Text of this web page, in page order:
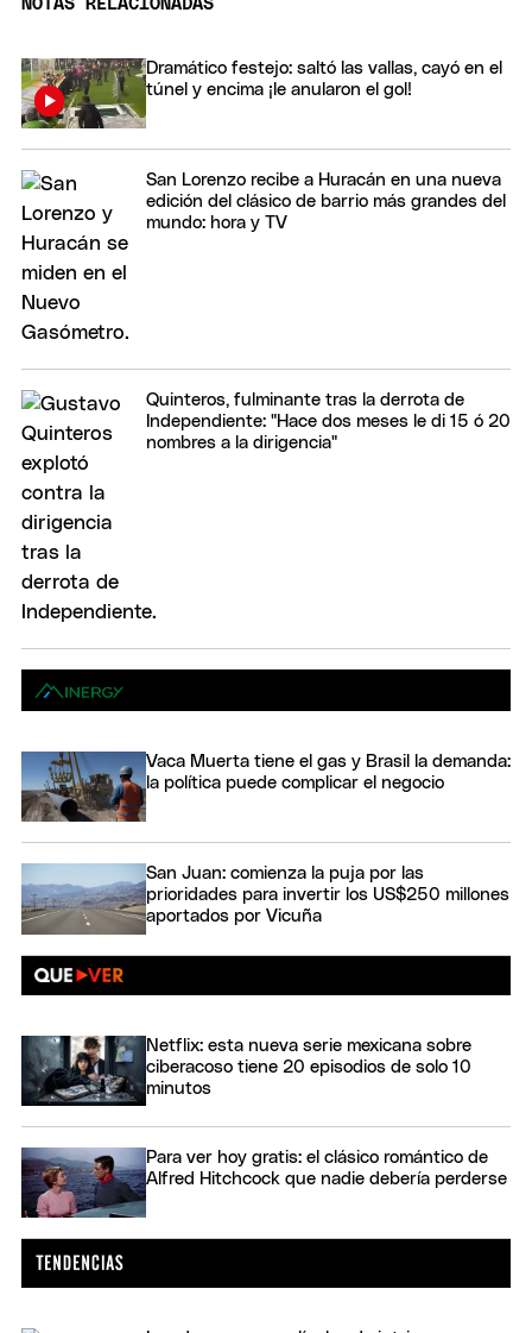
NOTAS RELACIONADAS
Dramático festejo: saltó las vallas, cayó en el
túnel y encima ¡le anularon el gol!
San Lorenzo recibe a Huracán en una nueva
edición del clásico de barrio más grandes del
mundo: hora y TV
Quinteros, fulminante tras la derrota de
Independiente: "Hace dos meses le di 15 ó 20
nombres a la dirigencia"
Vaca Muerta tiene el gas y Brasil la demanda:
la política puede complicar el negocio
San Juan: comienza la puja por las
prioridades para invertir los US$250 millones
aportados por Vicuña
Netflix: esta nueva serie mexicana sobre
ciberacoso tiene 20 episodios de solo 10
minutos
Para ver hoy gratis: el clásico romántico de
Alfred Hitchcock que nadie debería perderse